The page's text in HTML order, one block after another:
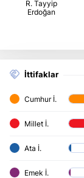
İttifaklar